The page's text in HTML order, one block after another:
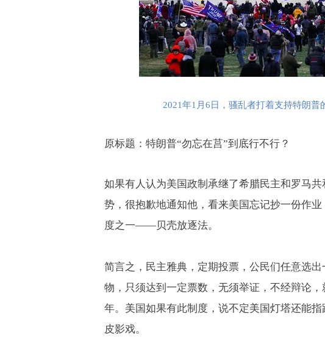
2021年1 月 6 日，骚乱者打着支持特朗普
原标题：特朗普“勿忘在莒”到底行不行？
如果有人认为美国政制承继了希腊民主和罗马
势，很抱歉地通知他，看来美国忘记抄一份作
度之一——贝壳放逐法。
简言之，民主雅典，定期投票，公民们任意选
物，只须达到一定票数，无须举证，不经辩论
年。美国如果有此制度，说不定美国灯塔还能
皮影戏。